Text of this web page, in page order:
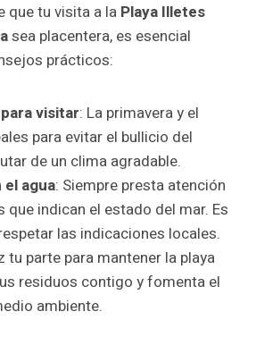
que tu visita a la Playa Illetes
sea placentera, es esencial
prácticos:
visitar: La primavera y el
para evitar el bullicio del
de un clima agradable.
agua: Siempre presta atención
que indican el estado del mar. Es
las indicaciones locales.
tu parte para mantener la playa
residuos contigo y fomenta el
ambiente.